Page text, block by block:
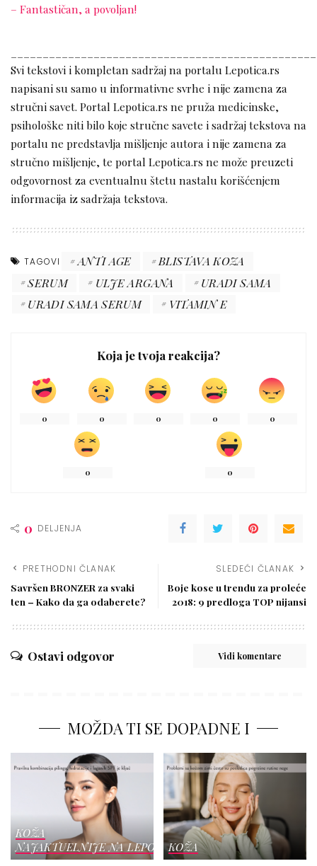
– Fantastičan, a povoljan!
Svi tekstovi i kompletan sadržaj na portalu Lepotica.rs
napisani su samo u informativne svrhe i nije zamena za
stručni savet. Portal Lepotica.rs ne pruža medicinske,
psihološke niti bilo koje stručne savete i sadržaj tekstova na
portalu ne predstavlja mišljenje autora i nije zamena za
stručno mišljenje, te portal Lepotica.rs ne može preuzeti
odgovornost za eventualnu štetu nastalu korišćenjem
informacija iz sadržaja tekstova.
TAGOVI ANTI AGE
BLISTAVA KOZA
SERUM
ULJE ARGANA
URADI SAMA
URADI SAMA SERUM
VITAMIN E
Koja je tvoja reakcija?
0 0 0 0 0
0 0
0 DELJENJA
PRETHODNI ČLANAK
Savršen BRONZER za svaki
ten – Kako da ga odaberete?
SLEDEĆI ČLANAK
Boje kose u trendu za proleće
2018: 9 predloga TOP nijansi
Ostavi odgovor Vidi komentare
MOŽDA TI SE DOPADNE I
KOŽA
NAJAKTUELNIJE NA LEPOTICIKOŽA